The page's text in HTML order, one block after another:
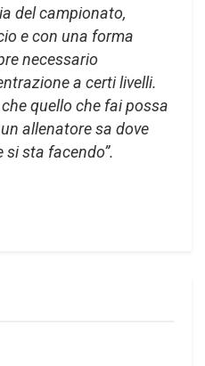
del campionato,
e con una forma
necessario
a certi livelli.
quello che fai possa
allenatore sa dove
sta facendo”.